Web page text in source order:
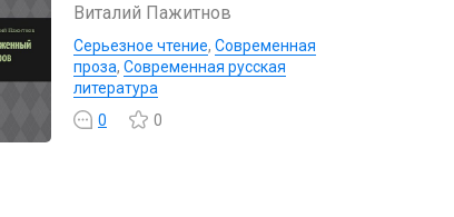
Виталий Пажитнов
Серьезное чтение, Современная
проза, Современная русская
литература
0
0